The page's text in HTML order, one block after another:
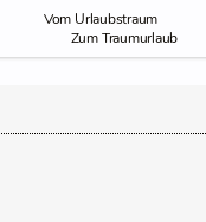
Vom Urlaubstraum
Zum Traumurlaub